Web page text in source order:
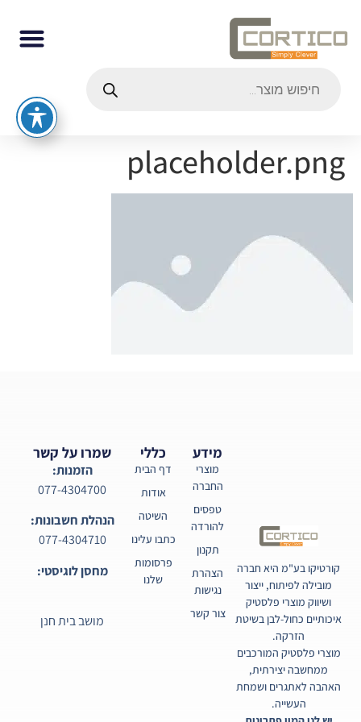
placeholder.png
קורטיקו בע"מ היא חברה
מובילה לפיתוח, ייצור
ושיווק מוצרי פלסטיק
איכותיים כחול-לבן בשיטת
הזרקה.
מוצרי פלסטיק המורכבים
ממחשבה יצירתית,
האהבה לאתגרים ושמחת
העשייה.
כללי
דף הבית
אודות
השיטה
כתבו עלינו
פרסומות
שלנו
מידע
מוצרי
החברה
טפסים
להורדה
תקנון
הצהרת
נגישות
צור קשר
שמרו על קשר
הזמנות:
077-4304700
הנהלת חשבונות:
077-4304710
מחסן לוגיסטי:
מושב בית חנן